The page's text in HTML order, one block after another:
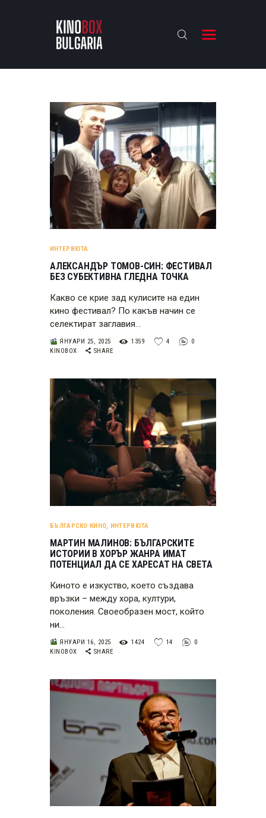
KINOBOX BULGARIA
АНАЛИЗИ
БАХТИ НАГРАДИТЕ
ИНТЕРВЮТА
ЗА НАС
ИНТЕРВЮТА
АЛЕКСАНДЪР ТОМОВ-СИН: ФЕСТИВАЛ
БЕЗ СУБЕКТИВНА ГЛЕДНА ТОЧКА
Какво се крие зад кулисите на един
кино фестивал? По какъв начин се
селектират заглавия…
ЯНУАРИ 25, 2025 1359 4
0
KINOBOX
SHARE
БЪЛГАРСКО КИНО ИНТЕРВЮТА
МАРТИН МАЛИНОВ: БЪЛГАРСКИТЕ
ИСТОРИИ В ХОРЪР ЖАНРА ИМАТ
ПОТЕНЦИАЛ ДА СЕ ХАРЕСАТ НА СВЕТА
Киното е изкуство, което създава
връзки – между хора, култури,
поколения. Своеобразен мост, който
ни…
ЯНУАРИ 16, 2025 1424 14
0
KINOBOX
SHARE